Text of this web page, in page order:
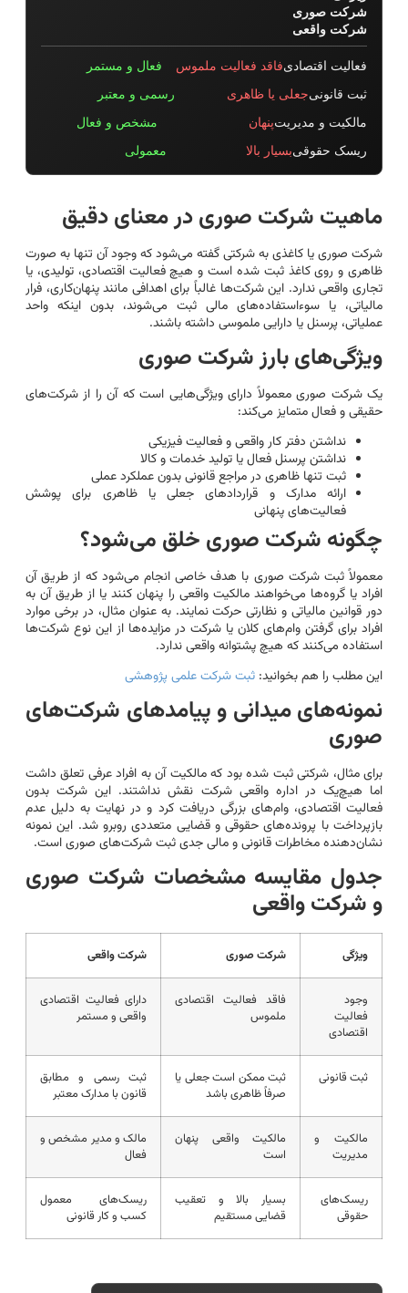
شرکت صوری
شرکت واقعی
فعالیت اقتصادیفاقد فعالیت ملموس
فعال و مستمر
ثبت قانونیجعلی یا ظاهری
رسمی و معتبر
مالکیت و مدیریتپنهان
مشخص و فعال
ریسک حقوقیبسیار بالا معمولی
ماهیت شرکت صوری در معنای دقیق
شرکت صوری یا کاغذی به شرکتی گفته می‌شود که وجود آن تنها به صورت
ظاهری و روی کاغذ ثبت شده است و هیچ فعالیت اقتصادی، تولیدی، یا
تجاری واقعی ندارد. این شرکت‌ها غالباً برای اهدافی مانند پنهان‌کاری، فرار
مالیاتی، یا سوءاستفاده‌های مالی ثبت می‌شوند، بدون اینکه واحد
عملیاتی، پرسنل یا دارایی ملموسی داشته باشند.
ویژگی‌های بارز شرکت صوری
یک شرکت صوری معمولاً دارای ویژگی‌هایی است که آن را از شرکت‌های
حقیقی و فعال متمایز می‌کند:
نداشتن دفتر کار واقعی و فعالیت فیزیکی
نداشتن پرسنل فعال یا تولید خدمات و کالا
ثبت تنها ظاهری در مراجع قانونی بدون عملکرد عملی
ارائه مدارک و قراردادهای جعلی یا ظاهری برای پوشش
فعالیت‌های پنهانی
چگونه شرکت صوری خلق می‌شود؟
معمولاً ثبت شرکت صوری با هدف خاصی انجام می‌شود که از طریق آن
افراد یا گروه‌ها می‌خواهند مالکیت واقعی را پنهان کنند یا از طریق آن به
دور قوانین مالیاتی و نظارتی حرکت نمایند. به عنوان مثال، در برخی موارد
افراد برای گرفتن وام‌های کلان یا شرکت در مزایده‌ها از این نوع شرکت‌ها
استفاده می‌کنند که هیچ پشتوانه واقعی ندارد.
این مطلب را هم بخوانید: ثبت شرکت علمی پژوهشی
نمونه‌های میدانی و پیامدهای شرکت‌های
صوری
برای مثال، شرکتی ثبت شده بود که مالکیت آن به افراد عرفی تعلق داشت
اما هیچ‌یک در اداره واقعی شرکت نقش نداشتند. این شرکت بدون
فعالیت اقتصادی، وام‌های بزرگی دریافت کرد و در نهایت به دلیل عدم
بازپرداخت با پرونده‌های حقوقی و قضایی متعددی روبرو شد. این نمونه
نشان‌دهنده مخاطرات قانونی و مالی جدی ثبت شرکت‌های صوری است.
جدول مقایسه مشخصات شرکت صوری
و شرکت واقعی
ویژگی شرکت صوری شرکت واقعی
وجود
فعالیت
اقتصادی
فاقد فعالیت اقتصادی
ملموس
دارای فعالیت اقتصادی
واقعی و مستمر
ثبت قانونی
ثبت ممکن است جعلی یا
صرفاً ظاهری باشد
ثبت رسمی و مطابق
قانون با مدارک معتبر
مالکیت و
مدیریت
مالکیت واقعی پنهان
است
مالک و مدیر مشخص و
فعال
ریسک‌های
حقوقی
بسیار بالا و تعقیب
قضایی مستقیم
ریسک‌های معمول
کسب و کار قانونی